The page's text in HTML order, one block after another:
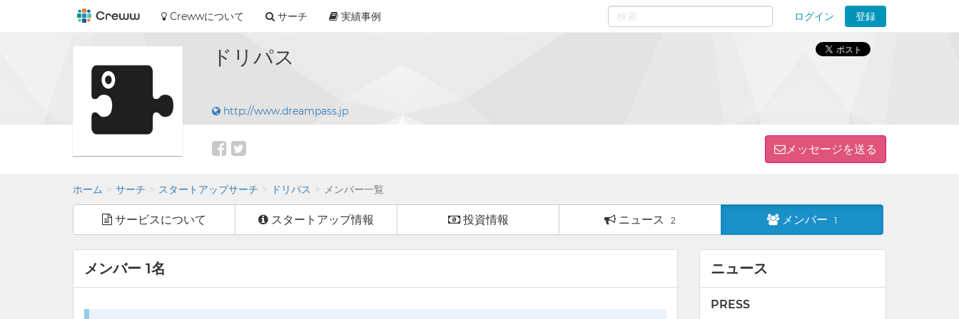
Crewwについて サーチ 実績事例 ログイン
登録
0
ドリパス
http://www.dreampass.jp
メッセージを送る
ホーム サーチ スタートアップサーチ ドリパス メンバー一覧
サービスについて スタートアップ情報 投資情報 ニュース 2 メンバー 1
メンバー 1名 ニュース
PRESS